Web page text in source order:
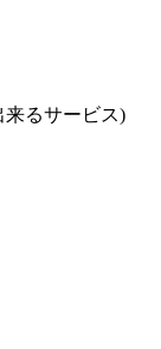
るサービス)